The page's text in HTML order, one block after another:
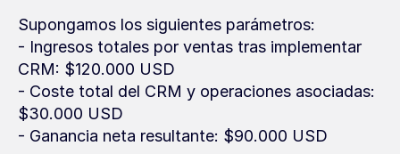
Supongamos los siguientes parámetros:
- Ingresos totales por ventas tras implementar
CRM: $120.000 USD
- Coste total del CRM y operaciones asociadas:
$30.000 USD
- Ganancia neta resultante: $90.000 USD